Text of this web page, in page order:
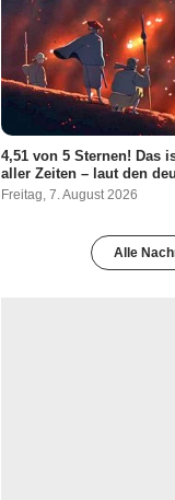
4,51 von 5 Sternen! Das
aller Zeiten – laut den
Freitag, 7. August 2026
Alle